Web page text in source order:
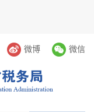
微博 微信